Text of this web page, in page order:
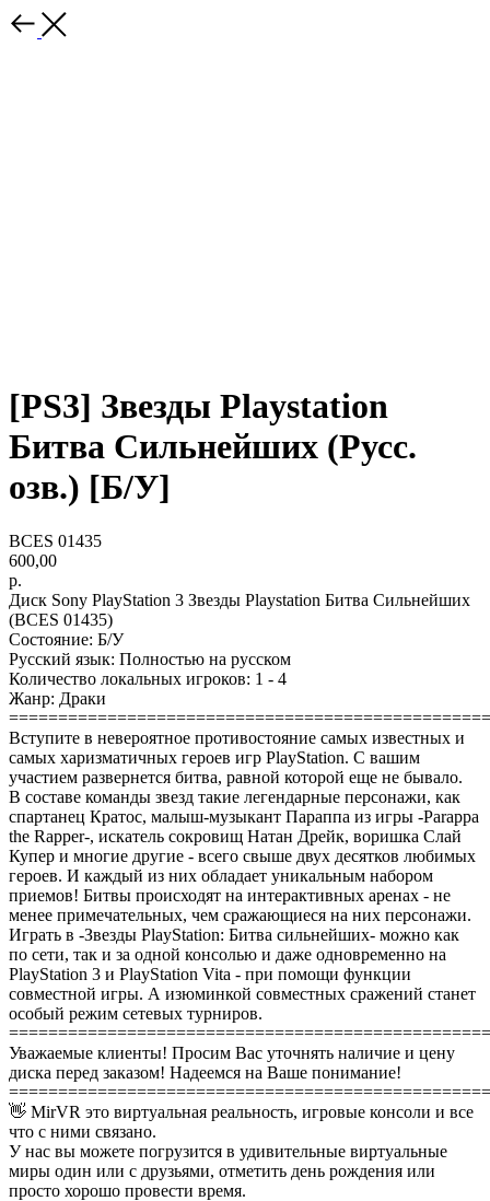
[PS3] Звезды Playstation
Битва Сильнейших (Русс.
озв.) [Б/У]
BCES 01435
600,00
р.
Диск Sony PlayStation 3 Звезды Playstation Битва Сильнейших
(BCES 01435)
Состояние: Б/У
Русский язык: Полностью на русском
Количество локальных игроков: 1 - 4
Жанр: Драки
Вступите в невероятное противостояние самых известных и
самых харизматичных героев игр PlayStation. С вашим
участием развернется битва, равной которой еще не бывало.
В составе команды звезд такие легендарные персонажи, как
спартанец Кратос, малыш-музыкант Параппа из игры -Parappa
the Rapper-, искатель сокровищ Натан Дрейк, воришка Слай
Купер и многие другие - всего свыше двух десятков любимых
героев. И каждый из них обладает уникальным набором
приемов! Битвы происходят на интерактивных аренах - не
менее примечательных, чем сражающиеся на них персонажи.
Играть в -Звезды PlayStation: Битва сильнейших- можно как
по сети, так и за одной консолью и даже одновременно на
PlayStation 3 и PlayStation Vita - при помощи функции
совместной игры. А изюминкой совместных сражений станет
особый режим сетевых турниров.
Уважаемые клиенты! Просим Вас уточнять наличие и цену
диска перед заказом! Надеемся на Ваше понимание!
👋 MirVR это виртуальная реальность, игровые консоли и все
что с ними связано.
У нас вы можете погрузится в удивительные виртуальные
миры один или с друзьями, отметить день рождения или
просто хорошо провести время.